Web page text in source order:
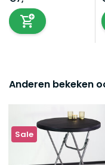
Anderen bekeken
Sale